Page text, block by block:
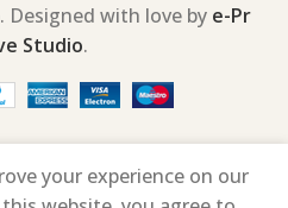
Designed with love by e-Pr
Studio.
your experience on our